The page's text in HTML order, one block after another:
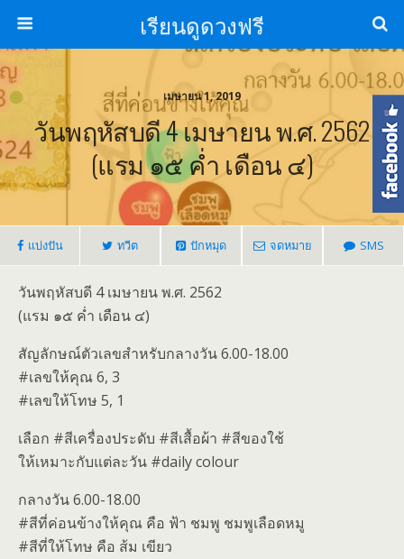
เรียนดูดวงฟรี
เมษายน 1, 2019
วันพฤหัสบดี 4 เมษายน พ.ศ. 2562
(แรม ๑๕ ค่ำ เดือน ๔)
แบ่งปัน ทวีต ปักหมุด จดหมาย SMS
วันพฤหัสบดี 4 เมษายน พ.ศ. 2562
(แรม ๑๕ ค่ำ เดือน ๔)
สัญลักษณ์ตัวเลขสำหรับกลางวัน 6.00-18.00
#เลขให้คุณ 6, 3
#เลขให้โทษ 5, 1
เลือก #สีเครื่องประดับ #สีเสื้อผ้า #สีของใช้
ให้เหมาะกับแต่ละวัน #daily colour
กลางวัน 6.00-18.00
#สีที่ค่อนข้างให้คุณ คือ ฟ้า ชมพู ชมพูเลือดหมู
#สีที่ให้โทษ คือ ส้ม เขียว